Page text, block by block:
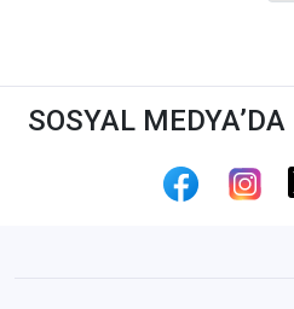
SOSYAL MEDYA’DA